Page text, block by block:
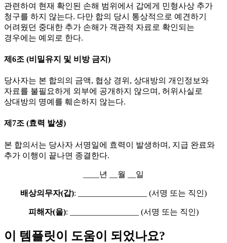
관련하여 현재 확인된 손해 범위에서 갑에게 민형사상 추가
청구를 하지 않는다. 다만 합의 당시 통상적으로 예견하기
어려웠던 중대한 추가 손해가 객관적 자료로 확인되는
경우에는 예외로 한다.
제6조 (비밀유지 및 비방 금지)
당사자는 본 합의의 금액, 협상 경위, 상대방의 개인정보와
자료를 불필요하게 외부에 공개하지 않으며, 허위사실로
상대방의 명예를 훼손하지 않는다.
제7조 (효력 발생)
본 합의서는 당사자 서명일에 효력이 발생하며, 지급 완료와
추가 이행이 끝나면 종결한다.
____년 __월 __일
배상의무자(갑): _________________ (서명 또는 직인)
피해자(을): _________________ (서명 또는 직인)
이 템플릿이 도움이 되었나요?